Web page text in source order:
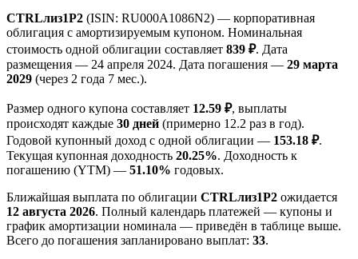
CTRLлиз1Р2 (ISIN: RU000A1086N2) — корпоративная
облигация с амортизируемым купоном. Номинальная
стоимость одной облигации составляет 839 ₽. Дата
размещения — 24 апреля 2024. Дата погашения — 29 марта
2029 (через 2 года 7 мес.).
Размер одного купона составляет 12.59 ₽, выплаты
происходят каждые 30 дней (примерно 12.2 раз в год).
Годовой купонный доход с одной облигации — 153.18 ₽.
Текущая купонная доходность 20.25%. Доходность к
погашению (YTM) — 51.10% годовых.
Ближайшая выплата по облигации CTRLлиз1Р2 ожидается
12 августа 2026. Полный календарь платежей — купоны и
график амортизации номинала — приведён в таблице выше.
Всего до погашения запланировано выплат: 33.